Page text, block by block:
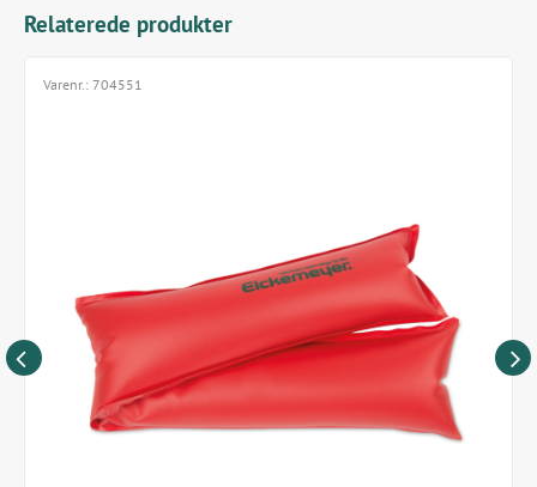
*Til rengøring anbefales Wetvipes Triamin, mini (varenr.
WW81153).
Relaterede produkter
Varenr.: 704551